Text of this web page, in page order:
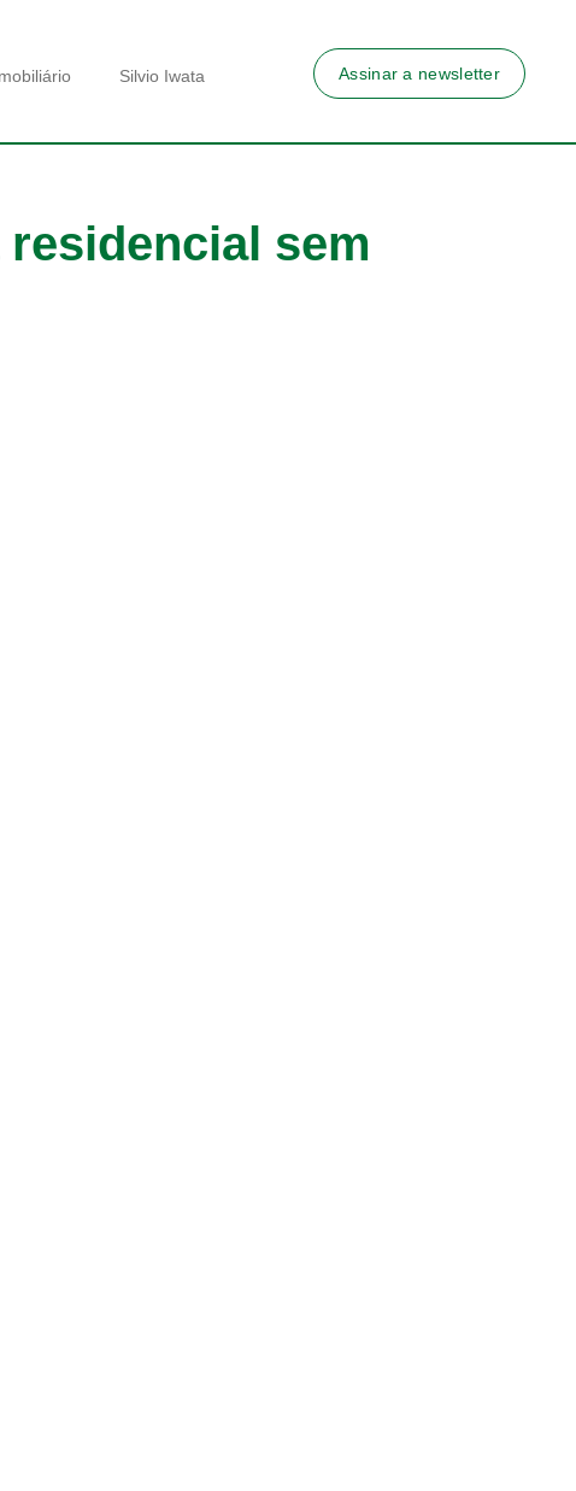
Silvio Iwata Assinar a newsletter
sem